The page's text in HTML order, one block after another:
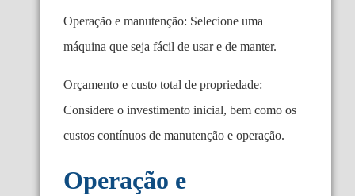
Operação e manutenção: Selecione uma
máquina que seja fácil de usar e de manter.
Orçamento e custo total de propriedade:
Considere o investimento inicial, bem como os
custos contínuos de manutenção e operação.
Operação e